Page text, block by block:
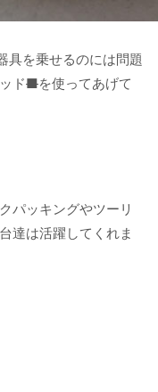
具を乗せるのには問題
ド■を使ってあげて
パッキングやツーリ
達は活躍してくれま